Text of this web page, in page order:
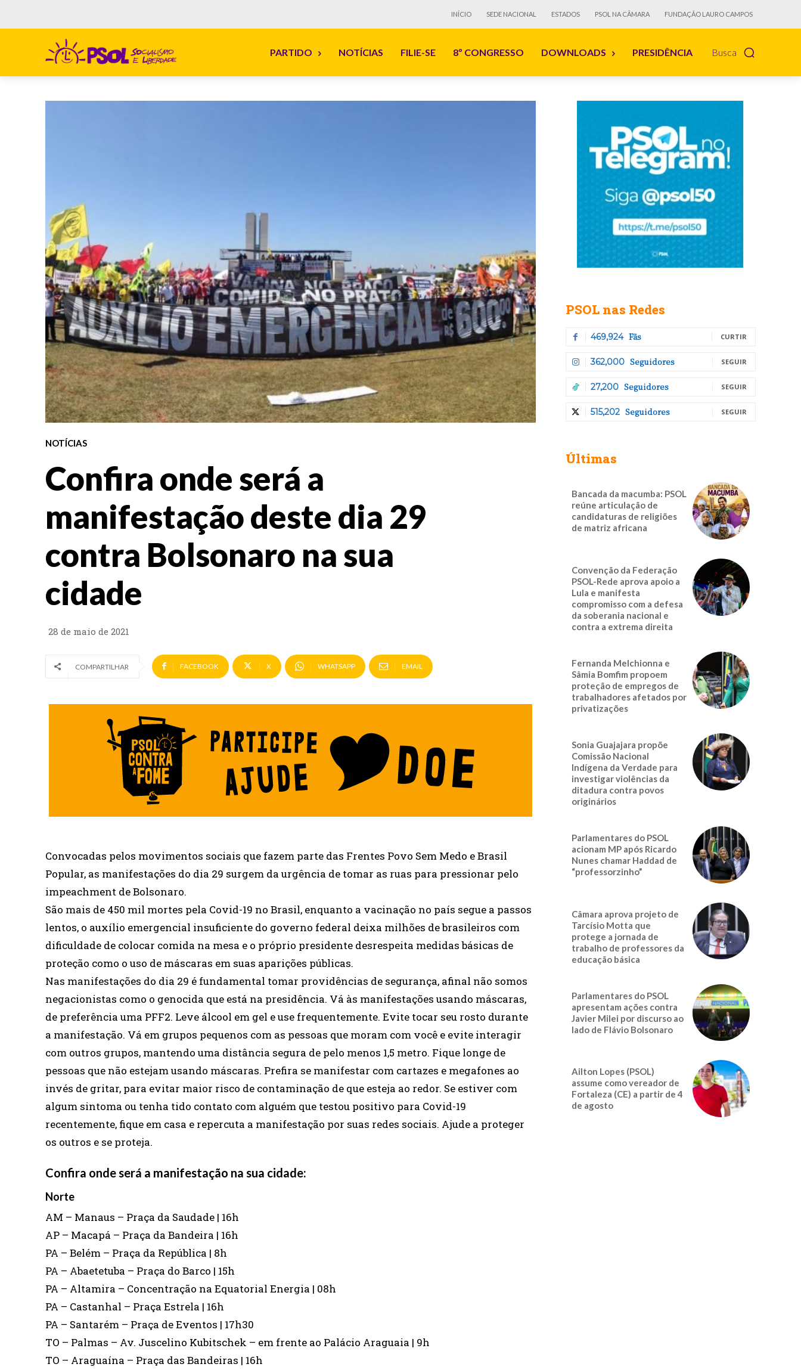
INÍCIO SEDE NACIONAL ESTADOS PSOL NA CÂMARA FUNDAÇÃO LAURO CAMPOS
Busca
PARTIDO NOTÍCIAS FILIE-SE 8º CONGRESSO DOWNLOADS PRESIDÊNCIA
NOTÍCIAS
Confira onde será a
manifestação deste dia 29
contra Bolsonaro na sua
cidade
28 de maio de 2021
COMPARTILHAR FACEBOOK X WHATSAPP EMAIL
Convocadas pelos movimentos sociais que fazem parte das Frentes Povo Sem Medo e Brasil
Popular, as manifestações do dia 29 surgem da urgência de tomar as ruas para pressionar pelo
impeachment de Bolsonaro.
São mais de 450 mil mortes pela Covid-19 no Brasil, enquanto a vacinação no país segue a passos
lentos, o auxílio emergencial insuficiente do governo federal deixa milhões de brasileiros com
dificuldade de colocar comida na mesa e o próprio presidente desrespeita medidas básicas de
proteção como o uso de máscaras em suas aparições públicas.
Nas manifestações do dia 29 é fundamental tomar providências de segurança, afinal não somos
negacionistas como o genocida que está na presidência. Vá às manifestações usando máscaras,
de preferência uma PFF2. Leve álcool em gel e use frequentemente. Evite tocar seu rosto durante
a manifestação. Vá em grupos pequenos com as pessoas que moram com você e evite interagir
com outros grupos, mantendo uma distância segura de pelo menos 1,5 metro. Fique longe de
pessoas que não estejam usando máscaras. Prefira se manifestar com cartazes e megafones ao
invés de gritar, para evitar maior risco de contaminação de que esteja ao redor. Se estiver com
algum sintoma ou tenha tido contato com alguém que testou positivo para Covid-19
recentemente, fique em casa e repercuta a manifestação por suas redes sociais. Ajude a proteger
os outros e se proteja.
Confira onde será a manifestação na sua cidade:
Norte
AM – Manaus – Praça da Saudade | 16h
AP – Macapá – Praça da Bandeira | 16h
PA – Belém – Praça da República | 8h
PA – Abaetetuba – Praça do Barco | 15h
PA – Altamira – Concentração na Equatorial Energia | 08h
PA – Castanhal – Praça Estrela | 16h
PA – Santarém – Praça de Eventos | 17h30
TO – Palmas – Av. Juscelino Kubitschek – em frente ao Palácio Araguaia | 9h
TO – Araguaína – Praça das Bandeiras | 16h
PSOL nas Redes
469,924 Fãs CURTIR
362,000 Seguidores SEGUIR
27,200 Seguidores SEGUIR
515,202 Seguidores SEGUIR
Últimas
Bancada da macumba: PSOL
reúne articulação de
candidaturas de religiões
de matriz africana
Convenção da Federação
PSOL-Rede aprova apoio a
Lula e manifesta
compromisso com a defesa
da soberania nacional e
contra a extrema direita
Fernanda Melchionna e
Sâmia Bomfim propoem
proteção de empregos de
trabalhadores afetados por
privatizações
Sonia Guajajara propõe
Comissão Nacional
Indígena da Verdade para
investigar violências da
ditadura contra povos
originários
Parlamentares do PSOL
acionam MP após Ricardo
Nunes chamar Haddad de
“professorzinho”
Câmara aprova projeto de
Tarcísio Motta que
protege a jornada de
trabalho de professores da
educação básica
Parlamentares do PSOL
apresentam ações contra
Javier Milei por discurso ao
lado de Flávio Bolsonaro
Ailton Lopes (PSOL)
assume como vereador de
Fortaleza (CE) a partir de 4
de agosto